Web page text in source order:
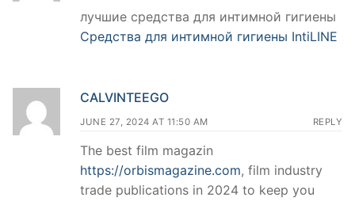
лучшие средства для интимной гигиены
Средства для интимной гигиены IntiLINE
CALVINTEEGO
JUNE 27, 2024 AT 11:50 AM REPLY
The best film magazin
https://orbismagazine.com, film industry
trade publications in 2024 to keep you